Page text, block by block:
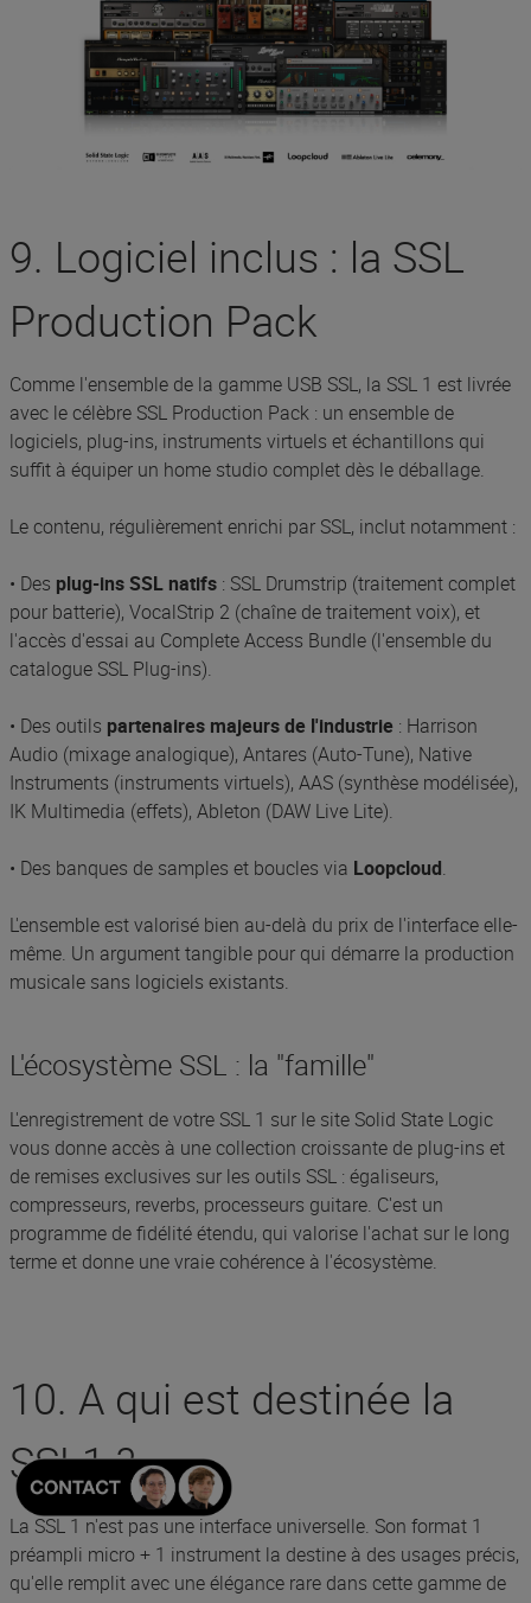
9. Logiciel inclus : la SSL
Production Pack
Comme l'ensemble de la gamme USB SSL, la SSL 1 est livrée
avec le célèbre SSL Production Pack : un ensemble de
logiciels, plug-ins, instruments virtuels et échantillons qui
suffit à équiper un home studio complet dès le déballage.
Le contenu, régulièrement enrichi par SSL, inclut notamment :
• Des plug-ins SSL natifs : SSL Drumstrip (traitement complet
pour batterie), VocalStrip 2 (chaîne de traitement voix), et
l'accès d'essai au Complete Access Bundle (l'ensemble du
catalogue SSL Plug-ins).
• Des outils partenaires majeurs de l'industrie : Harrison
Audio (mixage analogique), Antares (Auto-Tune), Native
Instruments (instruments virtuels), AAS (synthèse modélisée),
IK Multimedia (effets), Ableton (DAW Live Lite).
• Des banques de samples et boucles via Loopcloud.
L'ensemble est valorisé bien au-delà du prix de l'interface elle-
même. Un argument tangible pour qui démarre la production
musicale sans logiciels existants.
L'écosystème SSL : la "famille"
L'enregistrement de votre SSL 1 sur le site Solid State Logic
vous donne accès à une collection croissante de plug-ins et
de remises exclusives sur les outils SSL : égaliseurs,
compresseurs, reverbs, processeurs guitare. C'est un
programme de fidélité étendu, qui valorise l'achat sur le long
terme et donne une vraie cohérence à l'écosystème.
10. A qui est destinée la
SSL1 ?
La SSL 1 n'est pas une interface universelle. Son format 1
préampli micro + 1 instrument la destine à des usages précis,
qu'elle remplit avec une élégance rare dans cette gamme de